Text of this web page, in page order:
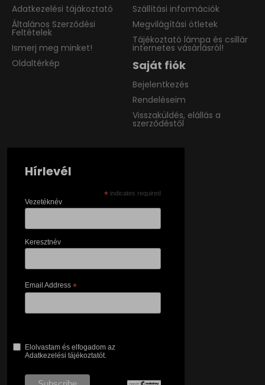
Adatkezelési tájákoztató
Általános Szerződési
Feltételek
Ismerj meg minket!
Oldaltérkép
Szállítási információk
Megvilágítási ötletek
Tájékoztató lámpa és csillár
internetes vásárlásról!
Saját fiók
Bejelentkezés
Rendeléseim
Visszaküldés, elállás a
szerződéstől
Hírlevél
* indicates required
Vezetéknév
Keresztnév
Email Address *
Elolvastam és elfogadom az
Adatkezelési tájékoztatót.